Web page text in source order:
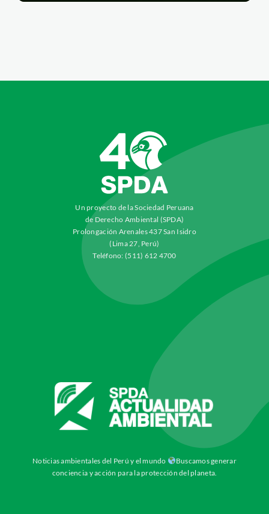
Un proyecto de la Sociedad Peruana
de Derecho Ambiental (SPDA)
Prolongación Arenales 437 San Isidro
(Lima 27, Perú)
Teléfono: (511) 612 4700
Noticias ambientales del Perú y el mundo
Buscamos generar
conciencia y acción para la protección del planeta.